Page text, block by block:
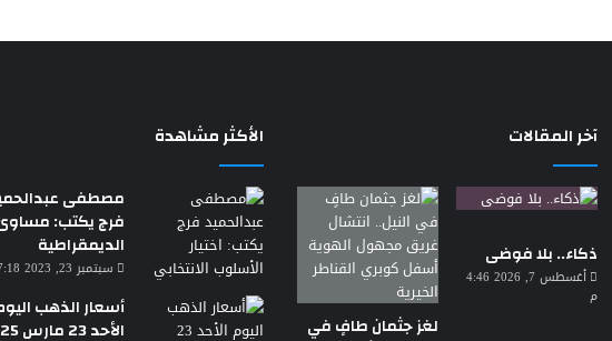
آخر المقالات
ذكاء.. بلا فوضى
أغسطس 7, 2026 4:46
م
لغز جثمان طافٍ في
الأكثر مشاهدة
مصطفى
فرج يكتب:
الديمقراطية
سبتمبر 23, 2023 7:18 م
أسعار الذهب